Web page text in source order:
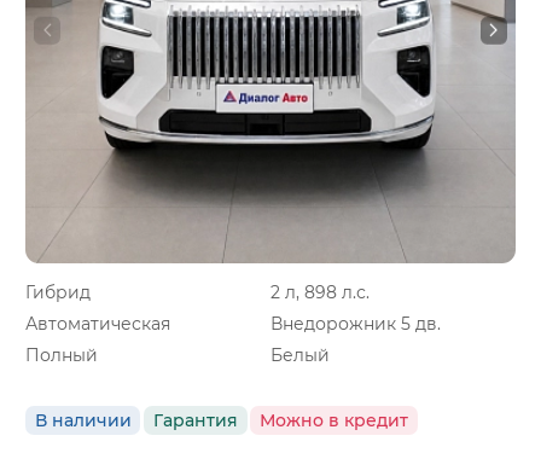
Гибрид
2 л, 898 л.с.
Автоматическая
Внедорожник 5 дв.
Полный
Белый
В наличии Гарантия Можно в кредит